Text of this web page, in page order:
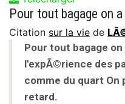
Citation sur la vie de
Pour tout bagage on
l'expÃ©rience des
comme du quart On
retard.